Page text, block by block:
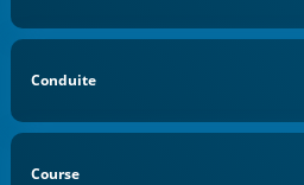
Conduite
Course